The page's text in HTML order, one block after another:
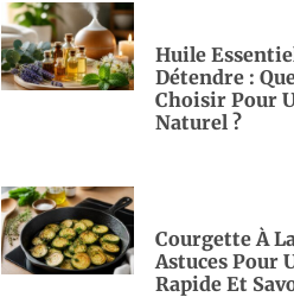
Huile
Détendre :
Choisir Pour
Naturel ?
Courgette À
Astuces Pour
Rapide Et